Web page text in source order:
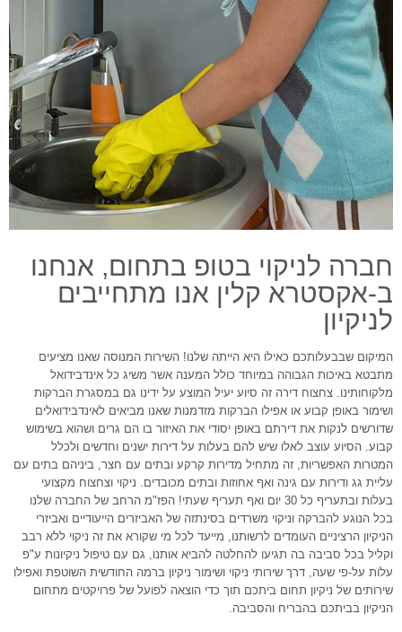
חברה לניקוי בטופ בתחום, אנחנו
ב-אקסטרא קלין אנו מתחייבים
לניקיון
המיקום שבבעלותכם כאילו היא הייתה שלנו! השירות המנוסה שאנו מציעים
מתבטא באיכות הגבוהה במיוחד כולל המענה אשר משיג כל אינדבידואל
מלקוחותינו. צחצוח דירה זה סיוע יעיל המוצע על ידינו גם במסגרת הברקות
ושימור באופן קבוע או אפילו הברקות מזדמנות שאנו מביאים לאינדבידואלים
שדורשים לנקות את דירתם באופן יסודי את האיזור בו הם גרים ושהוא בשימוש
קבוע. הסיוע עוצב לאלו שיש להם בעלות על דירות ישנים וחדשים ולכלל
המטרות האפשריות, זה מתחיל מדירות קרקע ובתים עם חצר, ביניהם בתים עם
עליית גג ודירות עם גינה ואף אחוזות ובתים מכובדים. ניקוי וצחצוח מקצועי
בעלות ובתעריף כל 30 יום ואף תעריף שעתי! הפז"מ הרחב של החברה שלנו
בכל הנוגע להברקה וניקוי משרדים בסינתזה של האביזרים הייעודיים ואביזרי
הניקיון הרציניים העומדים לרשותנו, מייעד לכל מי שקורא את זה ניקוי ללא רבב
וקליל בכל סביבה בה תגיעו להחלטה להביא אותנו, גם עם טיפול ניקיונות ע"פ
עלות על-פי שעה, דרך שירותי ניקוי ושימור ניקיון ברמה החודשית השוטפת ואפילו
שירותים של ניקיון תחום ביתכם תוך כדי הוצאה לפועל של פרויקטים מתחום
הניקיון בביתכם בהבריח והסביבה.